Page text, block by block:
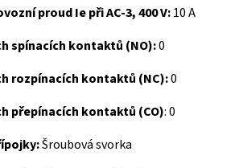
proud Ie při AC-3, 400 V:10 A
spínacích kontaktů (NO):0
rozpínacích kontaktů (NC):0
přepínacích kontaktů (CO):0
Šroubová svorka